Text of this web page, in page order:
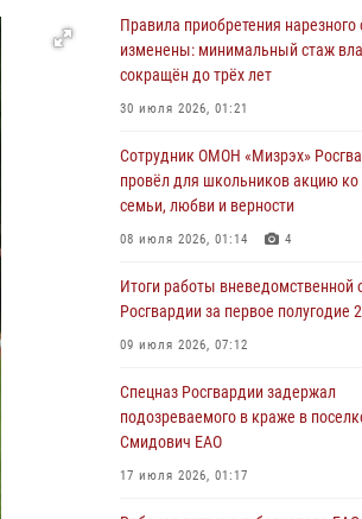
1 августа – День дежурной
национальной гвардии Российской
Федерации
01 августа 2026, 10:21
В Росгвардии вспоминают
воинов, погибших в Первой
1914-1918 годов
01 августа 2026, 10:19
Внесены изменения в правила
контрольного отстрела
31 июля 2026, 01:48
Правила приобретения нарезного
изменены: минимальный стаж
сокращён до трёх лет
30 июля 2026, 01:21
Правила приобретения нарезного
изменены: минимальный стаж
сокращён до трёх лет
30 июля 2026, 01:21
Сотрудник ОМОН «Мизрэх»
провёл для школьников акцию
семьи, любви и верности
08 июля 2026, 01:14 4
Итоги работы вневедомственной
Росгвардии за первое полугодие
09 июля 2026, 07:12
Спецназ Росгвардии задержал
подозреваемого в краже в
Смидович ЕАО
17 июля 2026, 01:17